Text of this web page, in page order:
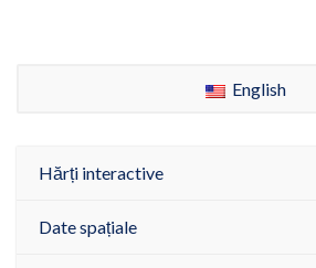
English
Hărți interactive
Date spațiale